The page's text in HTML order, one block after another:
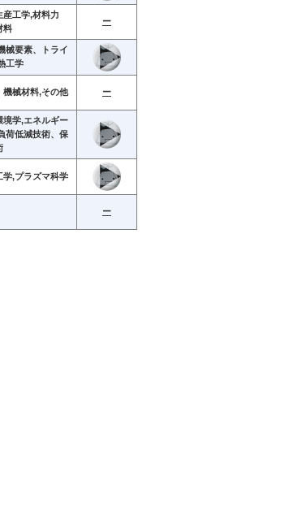
産工学,材料力
料
ー
械要素、トライ
工学
機械材料,その他 ー
境学,エネルギー
荷低減技術、保
学,プラズマ科学
ー